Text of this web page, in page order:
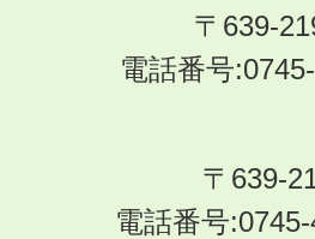
〒639-
電話番号
〒639-
電話番号